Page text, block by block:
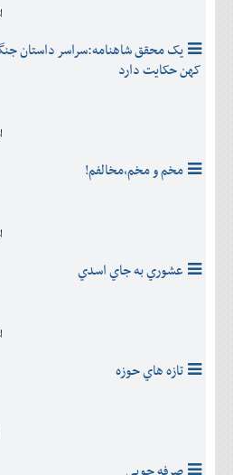
يک محقق شاهنامه:سراسر داستان
کهن حکایت دارد
مخم و مخم،مخالفم!
عشوري به جاي اسدي
تازه هاي حوزه